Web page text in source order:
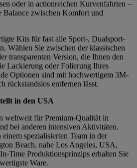
oder in actionreichen Kurvenfahrten –
Balance zwischen Komfort und
Kits für fast alle Sport-, Dualsport-
Wählen Sie zwischen der klassischen
transparenten Version, die Ihnen den
Lackierung oder Folierung Ihres
Optionen sind mit hochwertigem 3M-
rückstandslos entfernen lässt.
in den USA
weltweit für Premium-Qualität in
bei anderen intensiven Aktivitäten.
spezialisierten Team in der
Beach, nahe Los Angeles, USA,
Time Produktionsprinzips erhalten Sie
Ware.